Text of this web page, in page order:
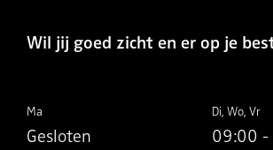
Wil jij goed zicht en er op je
Ma
Gesloten
Di, Wo, Vr
09:00 -